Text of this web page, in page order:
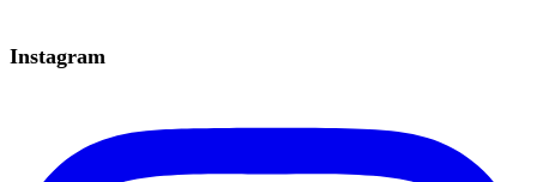
Instagram